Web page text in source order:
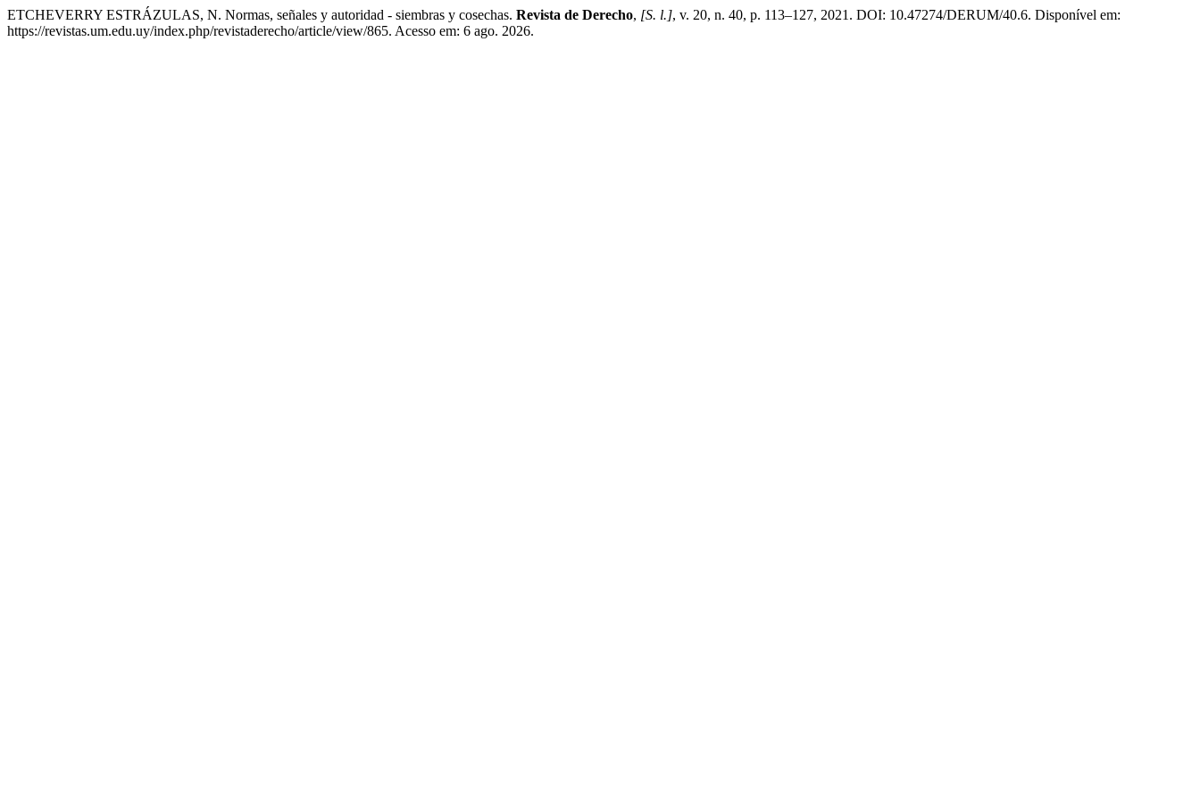
ETCHEVERRY ESTRÁZULAS, N. Normas, señales y autoridad - siembras y cosechas. Revista de Derecho, [S. l.], v. 20, n. 40, p. 113–127, 2021. DOI: 10.47274/DERUM/40.6. Disponível em:
https://revistas.um.edu.uy/index.php/revistaderecho/article/view/865. Acesso em: 6 ago. 2026.